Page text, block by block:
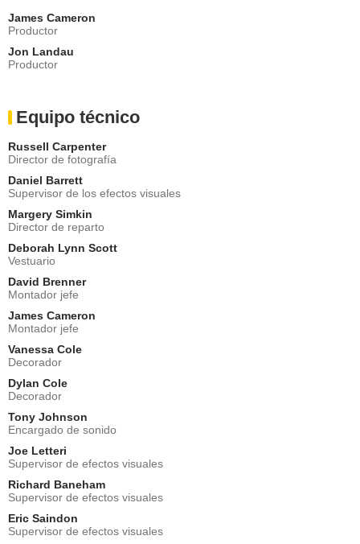
James Cameron
Productor
Jon Landau
Productor
Equipo técnico
Russell Carpenter
Director de fotografía
Daniel Barrett
Supervisor de los efectos visuales
Margery Simkin
Director de reparto
Deborah Lynn Scott
Vestuario
David Brenner
Montador jefe
James Cameron
Montador jefe
Vanessa Cole
Decorador
Dylan Cole
Decorador
Tony Johnson
Encargado de sonido
Joe Letteri
Supervisor de efectos visuales
Richard Baneham
Supervisor de efectos visuales
Eric Saindon
Supervisor de efectos visuales